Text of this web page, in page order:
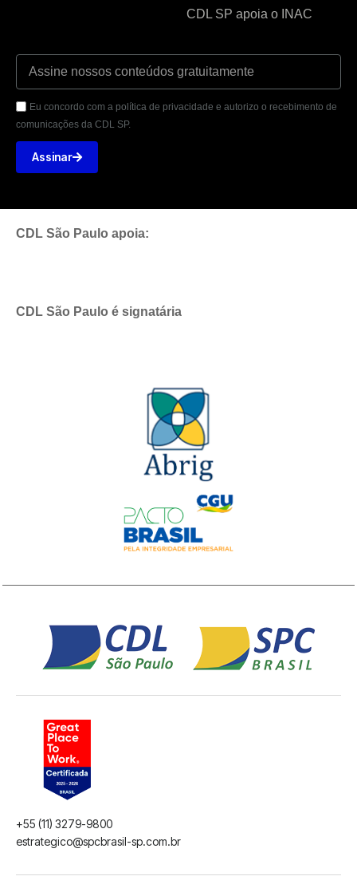
CDL SP apoia o INAC
Eu concordo com a política de privacidade e autorizo o recebimento de
comunicações da CDL SP.
Assinar
CDL São Paulo apoia:
CDL São Paulo é signatária
+55 (11) 3279-9800
estrategico@spcbrasil-sp.com.br